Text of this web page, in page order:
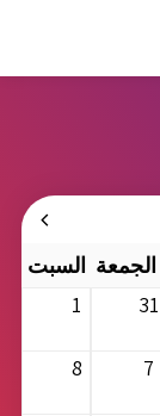
الجمعة السبت
31
1
7
8